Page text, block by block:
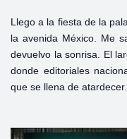
Llego a la fiesta de la
la avenida México. Me
devuelvo la sonrisa. El
donde editoriales
que se llena de atardecer.